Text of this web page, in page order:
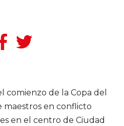
comienzo de la Copa del
maestros en conflicto
en el centro de Ciudad